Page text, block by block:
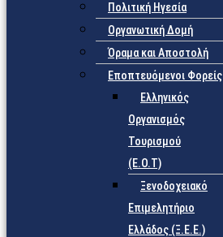
Πολιτική Ηγεσία
Οργανωτική Δομή
Όραμα και Αποστολή
Εποπτευόμενοι Φορείς
Eλληνικός
Οργανισμός
Τουρισμού
(Ε.Ο.Τ)
Ξενοδοχειακό
Επιμελητήριο
Ελλάδος (Ξ.Ε.Ε.)